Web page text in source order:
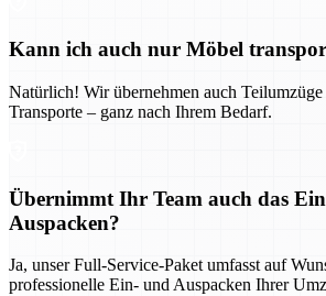
Kann ich auch nur Möbel
Natürlich! Wir übernehmen auch Teilumzüge
Transporte – ganz nach Ihrem Bedarf.
Übernimmt Ihr Team auch das
Auspacken?
Ja, unser Full-Service-Paket umfasst auf
professionelle Ein- und Auspacken Ihrer